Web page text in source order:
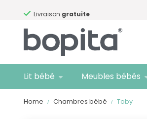
Livraison gratuite
Lit bébé Meubles bébés
Home Chambres bébé Toby